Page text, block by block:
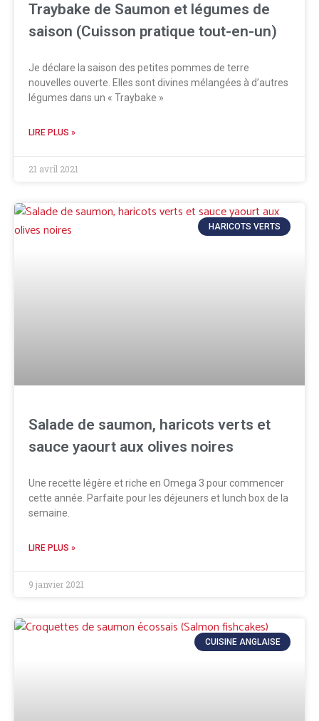
Traybake de Saumon et légumes de
saison (Cuisson pratique tout-en-un)
Je déclare la saison des petites pommes de terre
nouvelles ouverte. Elles sont divines mélangées à d’autres
légumes dans un « Traybake »
LIRE PLUS »
21 avril 2021
HARICOTS VERTS
Salade de saumon, haricots verts et
sauce yaourt aux olives noires
Une recette légère et riche en Omega 3 pour commencer
cette année. Parfaite pour les déjeuners et lunch box de la
semaine.
LIRE PLUS »
9 janvier 2021
CUISINE ANGLAISE